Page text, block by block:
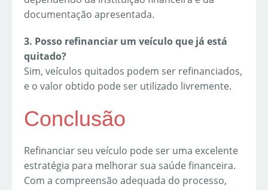
documentação apresentada.
3. Posso refinanciar um veículo que já está
quitado?
Sim, veículos quitados podem ser refinanciados,
e o valor obtido pode ser utilizado livremente.
Conclusão
Refinanciar seu veículo pode ser uma excelente
estratégia para melhorar sua saúde financeira.
Com a compreensão adequada do processo,